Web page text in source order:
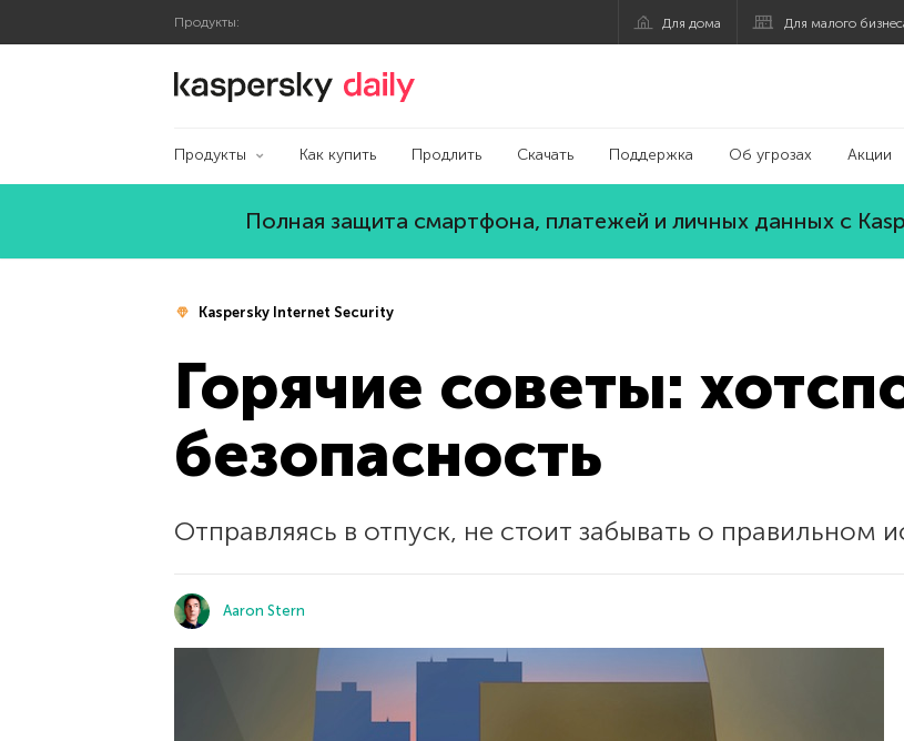
Продукты: Для дома Для малого
Блог Касперского
Продукты Как купить Продлить Скачать Поддержка Об угрозах Акции
Полная защита смартфона, платежей и личных данных с
Kaspersky Internet Security
Горячие советы:
безопасность
Отправляясь в отпуск, не стоит забывать о правильном
Aaron Stern